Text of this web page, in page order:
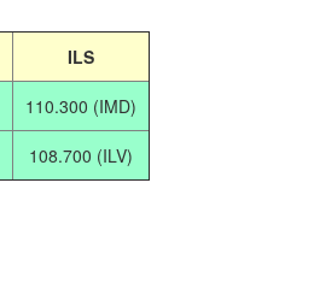
ILS
110.300 (IMD)
108.700 (ILV)